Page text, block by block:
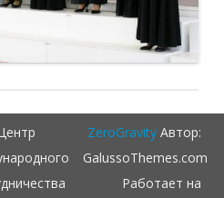
ZeroGravityАвтор:
GalussoThemes.com
Работает на